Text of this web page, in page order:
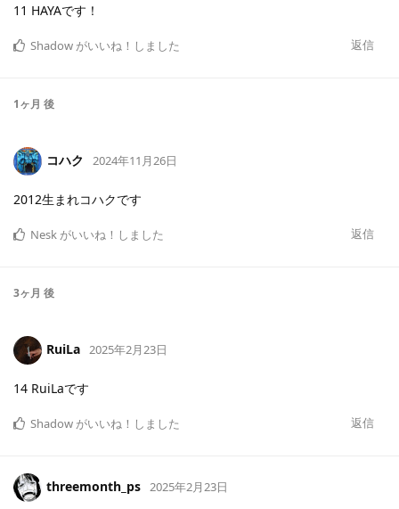
11 HAYAです！
返信
Shadow がいいね！しました
1ヶ月 後
コハク 2024年11月26日
2012生まれコハクです
返信
Nesk がいいね！しました
3ヶ月 後
RuiLa 2025年2月23日
14 RuiLaです
返信
Shadow がいいね！しました
threemonth_ps 2025年2月23日